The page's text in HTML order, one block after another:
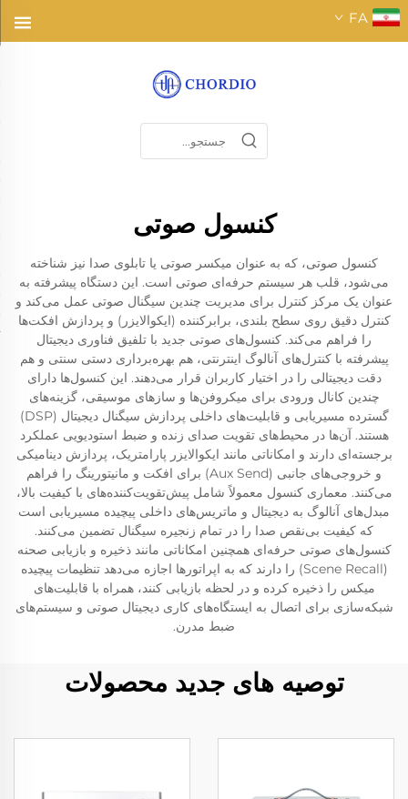
FA
کنسول صوتی
کنسول صوتی، که به عنوان میکسر صوتی یا تابلوی صدا نیز شناخته
می‌شود، قلب هر سیستم حرفه‌ای صوتی است. این دستگاه پیشرفته به
عنوان یک مرکز کنترل برای مدیریت چندین سیگنال صوتی عمل می‌کند و
کنترل دقیق روی سطح بلندی، برابرکننده (ایکوالایزر) و پردازش افکت‌ها
را فراهم می‌کند. کنسول‌های صوتی جدید با تلفیق فناوری دیجیتال
پیشرفته با کنترل‌های آنالوگ اینترنتی، هم بهره‌برداری دستی سنتی و هم
دقت دیجیتالی را در اختیار کاربران قرار می‌دهند. این کنسول‌ها دارای
چندین کانال ورودی برای میکروفن‌ها و سازهای موسیقی، گزینه‌های
گسترده مسیریابی و قابلیت‌های داخلی پردازش سیگنال دیجیتال (DSP)
هستند. آن‌ها در محیط‌های تقویت صدای زنده و ضبط استودیویی عملکرد
برجسته‌ای دارند و امکاناتی مانند ایکوالایزر پارامتریک، پردازش دینامیکی
و خروجی‌های جانبی (Aux Send) برای افکت و مانیتورینگ را فراهم
می‌کنند. معماری کنسول معمولاً شامل پیش‌تقویت‌کننده‌های با کیفیت بالا،
مبدل‌های آنالوگ به دیجیتال و ماتریس‌های داخلی پیچیده مسیریابی است
که کیفیت بی‌نقص صدا را در تمام زنجیره سیگنال تضمین می‌کنند.
کنسول‌های صوتی حرفه‌ای همچنین امکاناتی مانند ذخیره و بازیابی صحنه
(Scene Recall) را دارند که به اپراتورها اجازه می‌دهد تنظیمات پیچیده
میکس را ذخیره کرده و در لحظه بازیابی کنند، همراه با قابلیت‌های
شبکه‌سازی برای اتصال به ایستگاه‌های کاری دیجیتال صوتی و سیستم‌های
ضبط مدرن.
توصیه های جدید محصولات